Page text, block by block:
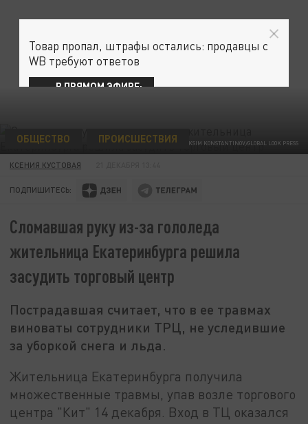
MAKSIM KONSTANTINOV/GLOBAL LOOK PRESS
ОБЩЕСТВО ПРОИСШЕСТВИЯ
КСЕНИЯ КУСТОВАЯ
ПОДПИШИТЕСЬ:
Сломавшая руку из-за гололеда
жительница Екатеринбурга решила
засудить торговый центр
Пострадавшая считает, что в ее травмах
виноваты сотрудники ТРЦ, не уследившие
за уборкой снега и льда.
Жительница Екатеринбурга получила
множественные травмы, упав возле торгового
центра "Кит" 14 декабря. Вход в ТЦ оказался
Товар пропал, штрафы остались: продавцы с
WB требуют ответов
В ПРЯМОМ ЭФИРЕ: